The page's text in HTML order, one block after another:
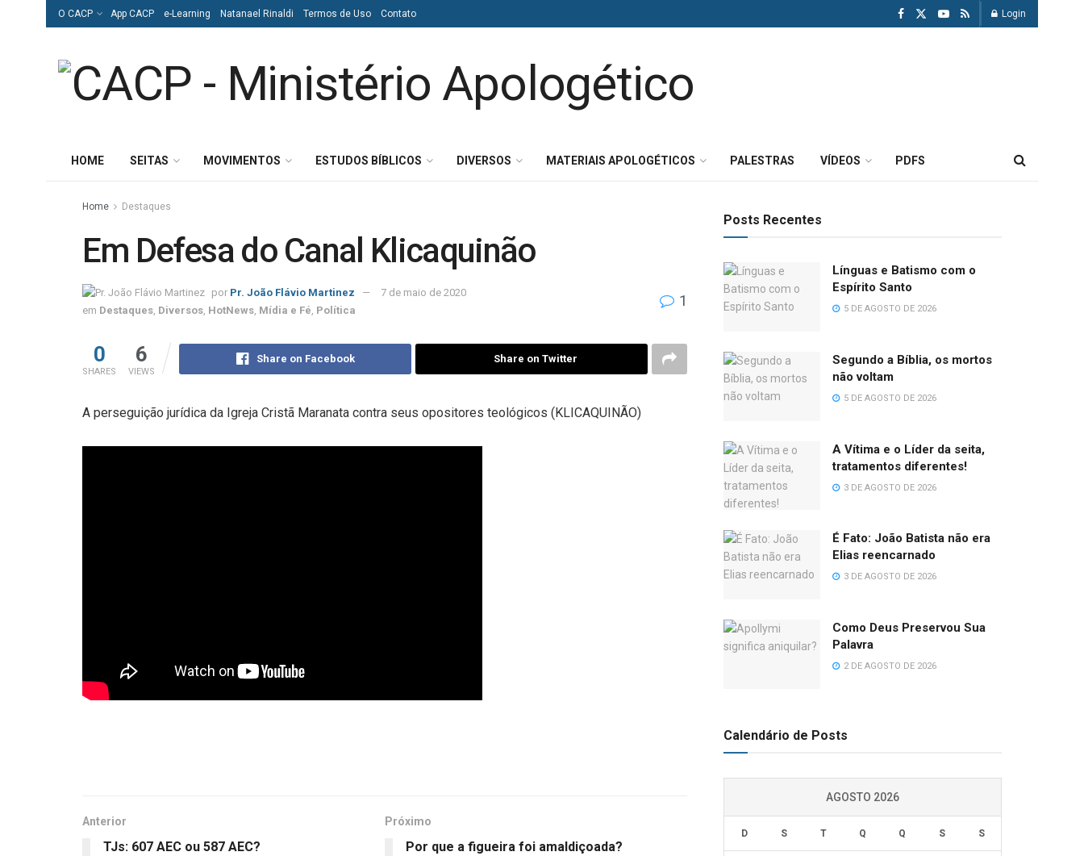
O CACP App CACP e-Learning Natanael Rinaldi Termos de Uso Contato Login
HOME SEITAS MOVIMENTOS ESTUDOS BÍBLICOS DIVERSOS MATERIAIS APOLOGÉTICOS PALESTRAS VÍDEOS PDFS
Home Destaques
Em Defesa do Canal Klicaquinão
por Pr. João Flávio Martinez
7 de maio de 2020
em Destaques, Diversos, HotNews, Mídia e Fé, Política
1
0
SHARES
6
VIEWS
Share on Facebook Share on Twitter
A perseguição jurídica da Igreja Cristã Maranata contra seus opositores teológicos (KLICAQUINÃO)
Anterior
TJs: 607 AEC ou 587 AEC?
Próximo
Por que a figueira foi amaldiçoada?
Posts Recentes
Línguas e Batismo com o
Espírito Santo
5 DE AGOSTO DE 2026
Segundo a Bíblia, os mortos
não voltam
5 DE AGOSTO DE 2026
A Vítima e o Líder da seita,
tratamentos diferentes!
3 DE AGOSTO DE 2026
É Fato: João Batista não era
Elias reencarnado
3 DE AGOSTO DE 2026
Como Deus Preservou Sua
Palavra
2 DE AGOSTO DE 2026
Calendário de Posts
AGOSTO 2026
D S T Q Q S S